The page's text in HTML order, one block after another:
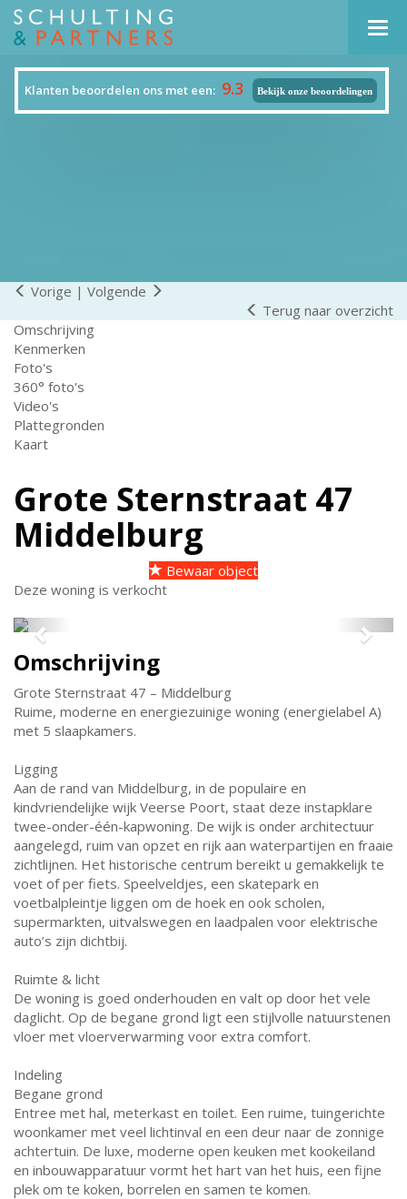
Klanten beoordelen ons met een: 9.3 Bekijk onze beoordelingen
Vorige | Volgende
Terug naar overzicht
Omschrijving
Kenmerken
Foto's
360° foto's
Video's
Plattegronden
Kaart
Grote Sternstraat 47
Middelburg
Bewaar object
Deze woning is verkocht
Previous Next
Omschrijving
Grote Sternstraat 47 – Middelburg
Ruime, moderne en energiezuinige woning (energielabel A)
met 5 slaapkamers.
Ligging
Aan de rand van Middelburg, in de populaire en
kindvriendelijke wijk Veerse Poort, staat deze instapklare
twee-onder-één-kapwoning. De wijk is onder architectuur
aangelegd, ruim van opzet en rijk aan waterpartijen en fraaie
zichtlijnen. Het historische centrum bereikt u gemakkelijk te
voet of per fiets. Speelveldjes, een skatepark en
voetbalpleintje liggen om de hoek en ook scholen,
supermarkten, uitvalswegen en laadpalen voor elektrische
auto’s zijn dichtbij.
Ruimte & licht
De woning is goed onderhouden en valt op door het vele
daglicht. Op de begane grond ligt een stijlvolle natuurstenen
vloer met vloerverwarming voor extra comfort.
Indeling
Begane grond
Entree met hal, meterkast en toilet. Een ruime, tuingerichte
woonkamer met veel lichtinval en een deur naar de zonnige
achtertuin. De luxe, moderne open keuken met kookeiland
en inbouwapparatuur vormt het hart van het huis, een fijne
plek om te koken, borrelen en samen te komen.